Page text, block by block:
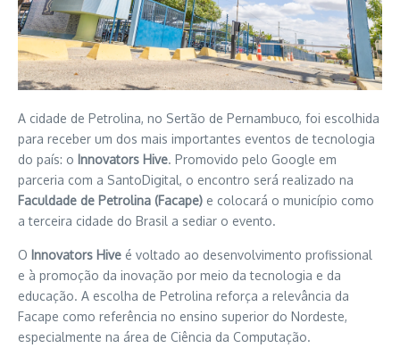
A cidade de Petrolina, no Sertão de Pernambuco, foi escolhida
para receber um dos mais importantes eventos de tecnologia
do país: o Innovators Hive. Promovido pelo Google em
parceria com a SantoDigital, o encontro será realizado na
Faculdade de Petrolina (Facape) e colocará o município como
a terceira cidade do Brasil a sediar o evento.
O Innovators Hive é voltado ao desenvolvimento profissional
e à promoção da inovação por meio da tecnologia e da
educação. A escolha de Petrolina reforça a relevância da
Facape como referência no ensino superior do Nordeste,
especialmente na área de Ciência da Computação.